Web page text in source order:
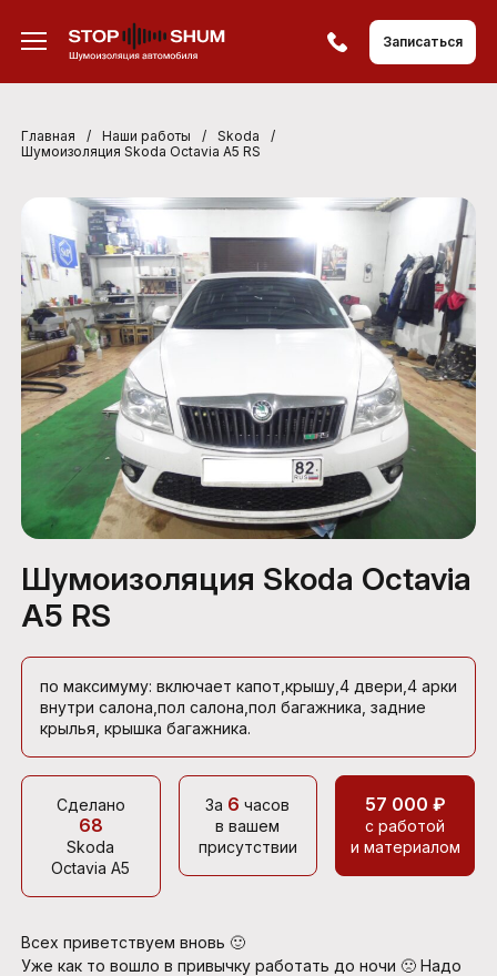
Записаться
Главная / Наши работы / Skoda
/
Шумоизоляция Skoda Octavia A5 RS
Шумоизоляция Skoda Octavia
A5 RS
по максимуму: включает капот,крышу,4 двери,4 арки
внутри салона,пол салона,пол багажника, задние
крылья, крышка багажника.
Сделано
68
Skoda
Octavia A5
За 6 часов
в вашем
присутствии
57 000 ₽
с работой
и материалом
Всех приветствуем вновь 🙂
Уже как то вошло в привычку работать до ночи 🙁 Надо